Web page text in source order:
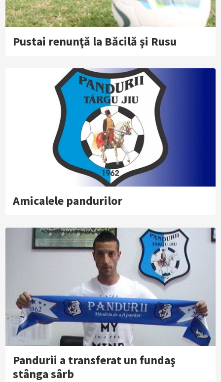
Pustai renunţă la Băcilă şi Rusu
Amicalele pandurilor
Pandurii a transferat un fundaş
stânga sârb